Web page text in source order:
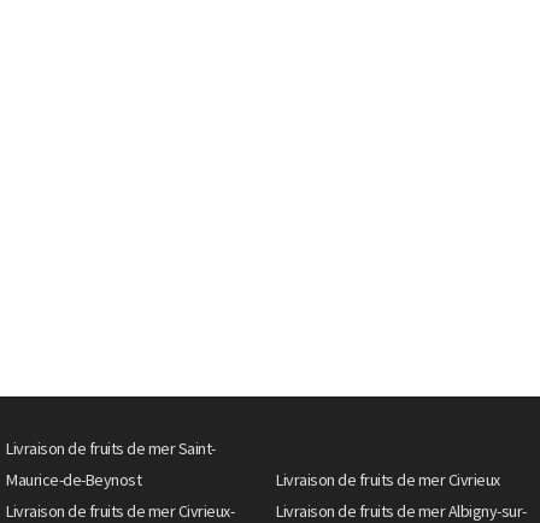
Livraison de fruits de mer Saint-
Maurice-de-Beynost
Livraison de fruits de mer Civrieux
Livraison de fruits de mer Civrieux-
Livraison de fruits de mer Albigny-sur-